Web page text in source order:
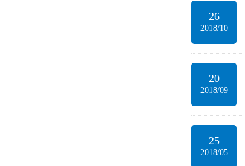
26
2018/10
20
2018/09
25
2018/05